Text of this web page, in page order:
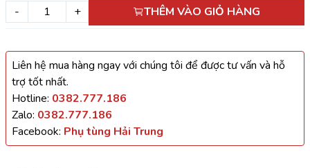
- + THÊM VÀO GIỎ HÀNG
Liên hệ mua hàng ngay với chúng tôi để được tư vấn và hỗ
trợ tốt nhất.
Hotline: 0382.777.186
Zalo: 0382.777.186
Facebook: Phụ tùng Hải Trung